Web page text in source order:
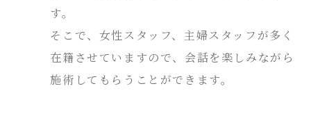
す。
そこで、女性スタッフ、主婦スタッフが多く
在籍させていますので、会話を楽しみながら
施術してもらうことができます。